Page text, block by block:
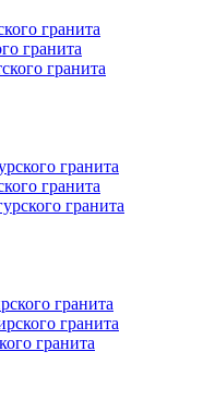
гранита
гранита
гранита
гранита
гранита
гранита
гранита
гранита
гранита